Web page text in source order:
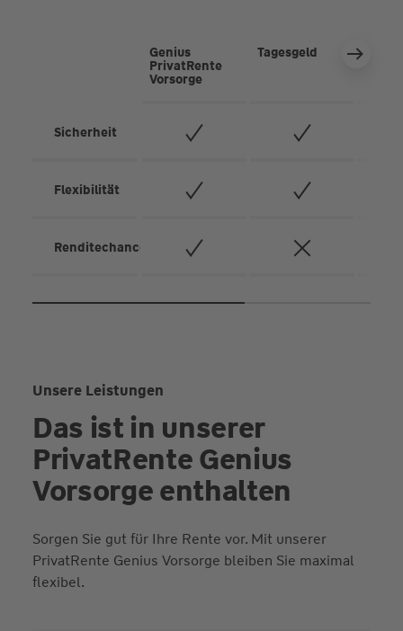
Regelmäßige oder einmalige
Mit unserer privaten Rentenversicherung Genius
Betrag ab 7.000 € ein (zum Beispiel aus einer
Genius
PrivatRente
Vorsorge
Tagesgeld
Sicherheit
Flexibilität
Renditechancen
Unsere Leistungen
Das ist in unserer
PrivatRente Genius
Vorsorge enthalten
Sorgen Sie gut für Ihre Rente vor. Mit unserer
PrivatRente Genius Vorsorge bleiben Sie maximal
flexibel.